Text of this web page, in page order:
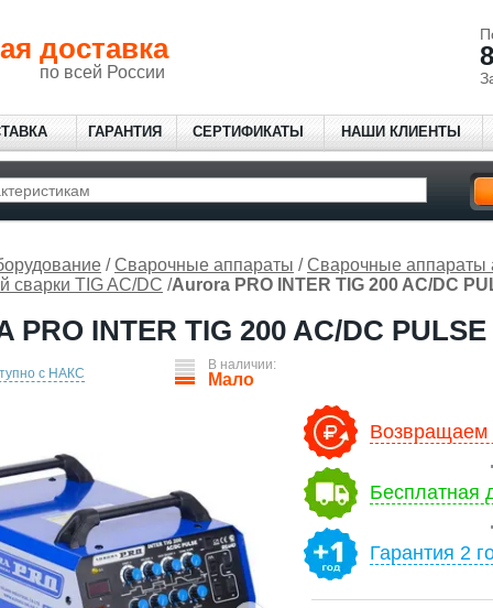
доставка
по всей России
ГАРАНТИЯ СЕРТИФИКАТЫ НАШИ КЛИЕНТЫ
/ Сварочные аппараты / Сварочные аппараты
сварки TIG AC/DC /Aurora PRO INTER TIG 200 AC/DC
PRO INTER TIG 200 AC/DC PULSE
с НАКС
В наличии:
Мало
Возвращаем
Бесплатная
Гарантия 2